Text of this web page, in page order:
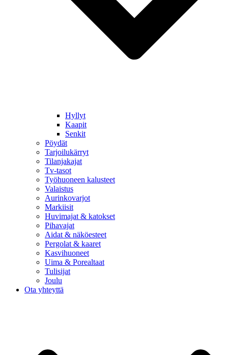
Hyllyt
Kaapit
Senkit
Pöydät
Tarjoilukärryt
Tilanjakajat
Tv-tasot
Työhuoneen kalusteet
Valaistus
Aurinkovarjot
Markiisit
Huvimajat & katokset
Pihavajat
Aidat & näköesteet
Pergolat & kaaret
Kasvihuoneet
Uima & Porealtaat
Tulisijat
Joulu
Ota yhteyttä